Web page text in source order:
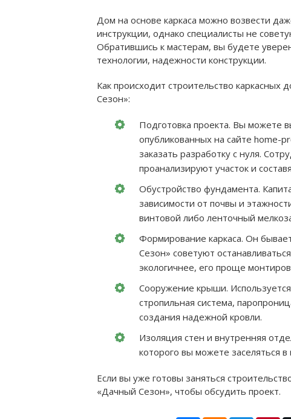
Дом на основе каркаса можно возвести
инструкции, однако специалисты не
Обратившись к мастерам, вы будете
технологии, надежности конструкции.
Как происходит строительство
Сезон»:
Подготовка проекта. Вы можете
опубликованных на сайте home-
заказать разработку с нуля.
проанализируют участок и
Обустройство фундамента.
зависимости от почвы и
винтовой либо ленточный
Формирование каркаса. Он
Сезон» советуют
экологичнее, его проще
Сооружение крыши.
стропильная система,
создания надежной кровли.
Изоляция стен и внутренняя
которого вы можете заселяться
Если вы уже готовы заняться
«Дачный Сезон», чтобы обсудить проект.